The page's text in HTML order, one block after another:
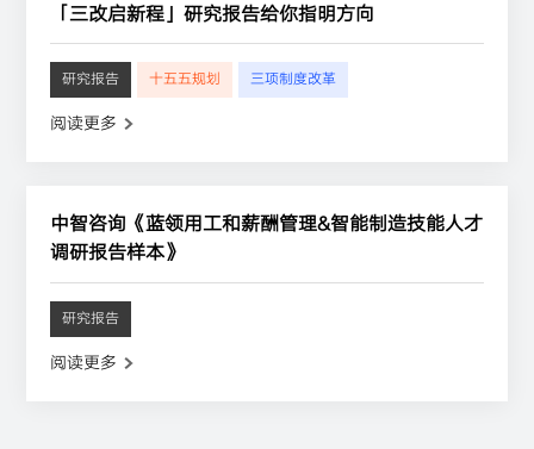
「三改启新程」研究报告给你指明方向
研究报告 十五五规划 三项制度改革
阅读更多
中智咨询《蓝领用工和薪酬管理&智能制造技能人才
调研报告样本》
研究报告
阅读更多